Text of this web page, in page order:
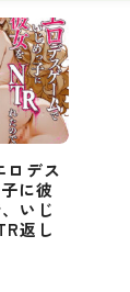
ロデス
に彼
いじ
返し